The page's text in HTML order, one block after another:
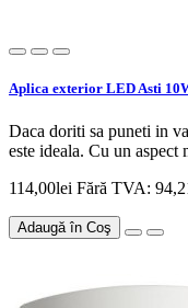
Aplica exterior LED Asti
Daca doriti sa puneti in
este ideala. Cu un aspect
114,00lei Fără TVA:
Adaugă în Coş